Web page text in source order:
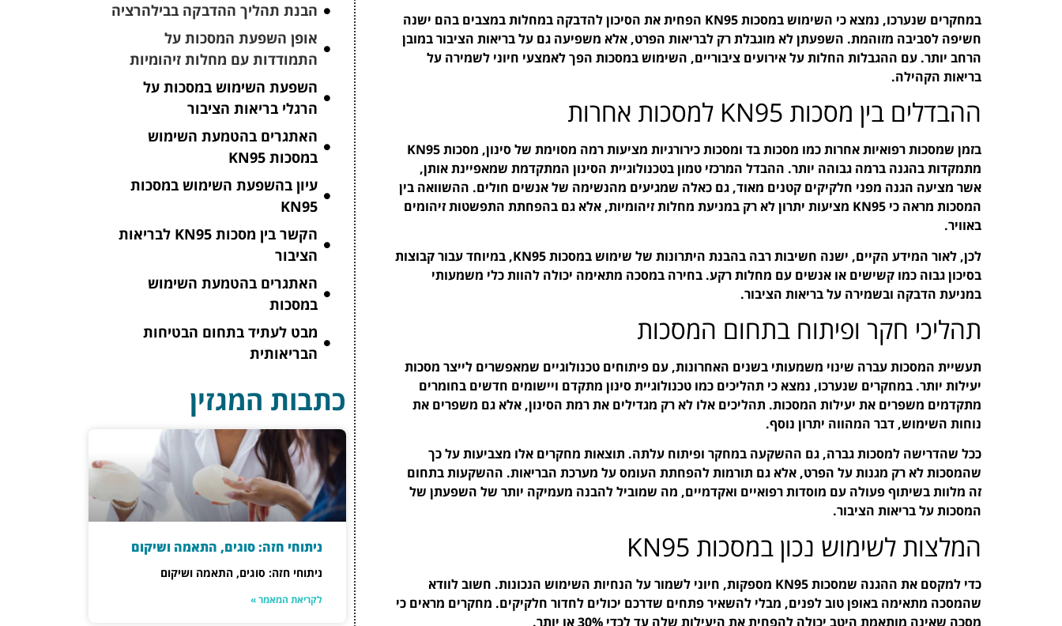
במחקרים שנערכו, נמצא כי השימוש במסכות KN95 הפחית את הסיכון להדבקה במחלות במצבים בהם ישנה
חשיפה לסביבה מזוהמת. השפעתן לא מוגבלת רק לבריאות הפרט, אלא משפיעה גם על בריאות הציבור במובן
הרחב יותר. עם ההגבלות החלות על אירועים ציבוריים, השימוש במסכות הפך לאמצעי חיוני לשמירה על
בריאות הקהילה.
ההבדלים בין מסכות KN95 למסכות אחרות
בזמן שמסכות רפואיות אחרות כמו מסכות בד ומסכות כירורגיות מציעות רמה מסוימת של סינון, מסכות KN95
מתמקדות בהגנה ברמה גבוהה יותר. ההבדל המרכזי טמון בטכנולוגיית הסינון המתקדמת שמאפיינת אותן,
אשר מציעה הגנה מפני חלקיקים קטנים מאוד, גם כאלה שמגיעים מהנשימה של אנשים חולים. ההשוואה בין
המסכות מראה כי KN95 מציעות יתרון לא רק במניעת מחלות זיהומיות, אלא גם בהפחתת התפשטות זיהומים
באוויר.
לכן, לאור המידע הקיים, ישנה חשיבות רבה בהבנת היתרונות של שימוש במסכות KN95, במיוחד עבור קבוצות
בסיכון גבוה כמו קשישים או אנשים עם מחלות רקע. בחירה במסכה מתאימה יכולה להוות כלי משמעותי
במניעת הדבקה ובשמירה על בריאות הציבור.
תהליכי חקר ופיתוח בתחום המסכות
תעשיית המסכות עברה שינוי משמעותי בשנים האחרונות, עם פיתוחים טכנולוגיים שמאפשרים לייצר מסכות
יעילות יותר. במחקרים שנערכו, נמצא כי תהליכים כמו טכנולוגיית סינון מתקדם ויישומים חדשים בחומרים
מתקדמים משפרים את יעילות המסכות. תהליכים אלו לא רק מגדילים את רמת הסינון, אלא גם משפרים את
נוחות השימוש, דבר המהווה יתרון נוסף.
ככל שהדרישה למסכות גברה, גם ההשקעה במחקר ופיתוח עלתה. תוצאות מחקרים אלו מצביעות על כך
שהמסכות לא רק מגנות על הפרט, אלא גם תורמות להפחתת העומס על מערכת הבריאות. ההשקעות בתחום
זה מלוות בשיתוף פעולה עם מוסדות רפואיים ואקדמיים, מה שמוביל להבנה מעמיקה יותר של השפעתן של
המסכות על בריאות הציבור.
המלצות לשימוש נכון במסכות KN95
כדי למקסם את ההגנה שמסכות KN95 מספקות, חיוני לשמור על הנחיות השימוש הנכונות. חשוב לוודא
שהמסכה מתאימה באופן טוב לפנים, מבלי להשאיר פתחים שדרכם יכולים לחדור חלקיקים. מחקרים מראים כי
מסכה שאינה מותאמת היטב יכולה להפחית את היעילות שלה עד לכדי 30% או יותר.
הבנת תהליך ההדבקה בבילהרציה
אופן השפעת המסכות על
התמודדות עם מחלות זיהומיות
השפעת השימוש במסכות על
הרגלי בריאות הציבור
האתגרים בהטמעת השימוש
במסכות KN95
עיון בהשפעת השימוש במסכות
KN95
הקשר בין מסכות KN95 לבריאות
הציבור
האתגרים בהטמעת השימוש
במסכות
מבט לעתיד בתחום הבטיחות
הבריאותית
כתבות המגזין
ניתוחי חזה: סוגים, התאמה ושיקום
ניתוחי חזה: סוגים, התאמה ושיקום
לקריאת המאמר »